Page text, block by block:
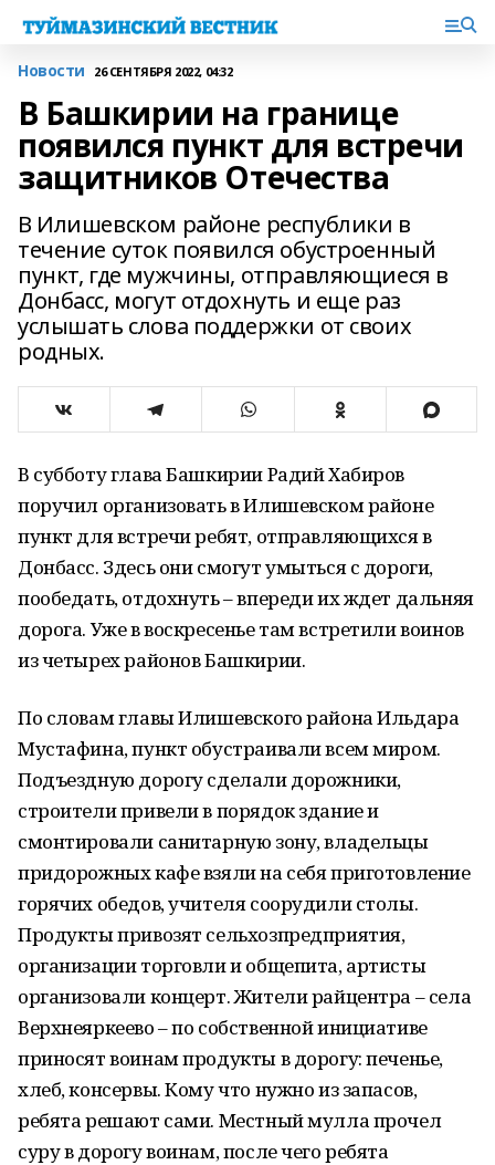
Новости 26 СЕНТЯБРЯ 2022, 04:32
В Башкирии на границе
появился пункт для встречи
защитников Отечества
В Илишевском районе республики в
течение суток появился обустроенный
пункт, где мужчины, отправляющиеся в
Донбасс, могут отдохнуть и еще раз
услышать слова поддержки от своих
родных.
В субботу глава Башкирии Радий Хабиров
поручил организовать в Илишевском районе
пункт для встречи ребят, отправляющихся в
Донбасс. Здесь они смогут умыться с дороги,
пообедать, отдохнуть – впереди их ждет дальняя
дорога. Уже в воскресенье там встретили воинов
из четырех районов Башкирии.
По словам главы Илишевского района Ильдара
Мустафина, пункт обустраивали всем миром.
Подъездную дорогу сделали дорожники,
строители привели в порядок здание и
смонтировали санитарную зону, владельцы
придорожных кафе взяли на себя приготовление
горячих обедов, учителя соорудили столы.
Продукты привозят сельхозпредприятия,
организации торговли и общепита, артисты
организовали концерт. Жители райцентра – села
Верхнеяркеево – по собственной инициативе
приносят воинам продукты в дорогу: печенье,
хлеб, консервы. Кому что нужно из запасов,
ребята решают сами. Местный мулла прочел
суру в дорогу воинам, после чего ребята